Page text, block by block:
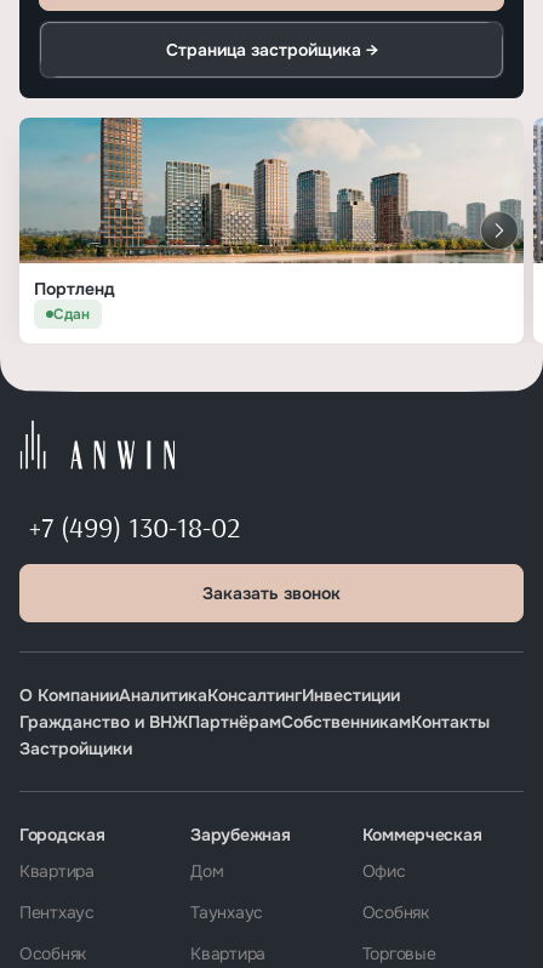
Страница застройщика →
Портленд
Сдан
+7 (499) 130-18-02
Заказать звонок
О КомпанииАналитикаКонсалтингИнвестиции
Гражданство и ВНЖПартнёрамСобственникамКонтакты
Застройщики
Городская
Квартира
Пентхаус
Особняк
Зарубежная
Дом
Таунхаус
Квартира
Коммерческая
Офис
Особняк
Торговые